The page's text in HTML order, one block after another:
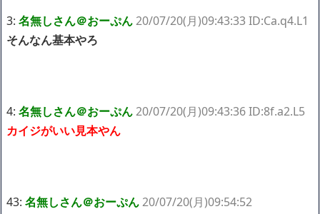
3: 名無しさん＠おーぷん20/07/20(月)09:43:33 ID:Ca.q4.L1
そんなん基本やろ
4: 名無しさん＠おーぷん20/07/20(月)09:43:36 ID:8f.a2.L5
カイジがいい見本やん
43: 名無しさん＠おーぷん20/07/20(月)09:54:52